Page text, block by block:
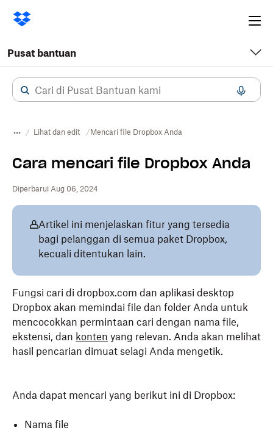
Pusat bantuan
Lihat dan edit Mencari file Dropbox Anda
Cara mencari file Dropbox Anda
Diperbarui Aug 06, 2024
Artikel ini menjelaskan fitur yang tersedia
bagi pelanggan di semua paket Dropbox,
kecuali ditentukan lain.
Fungsi cari di dropbox.com dan aplikasi desktop
Dropbox akan memindai file dan folder Anda untuk
mencocokkan permintaan cari dengan nama file,
ekstensi, dan konten yang relevan. Anda akan melihat
hasil pencarian dimuat selagi Anda mengetik.
Anda dapat mencari yang berikut ini di Dropbox:
Nama file